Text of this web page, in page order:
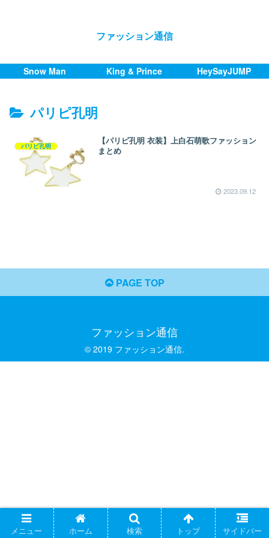
ファッション通信
Snow Man King & Prince HeySayJUMP
パリピ孔明
パリピ孔明
【パリピ孔明 衣装】上白石萌歌ファッション
まとめ
2023.09.12
PAGE TOP
ファッション通信
© 2019 ファッション通信.
メニュー ホーム 検索 トップ サイドバー